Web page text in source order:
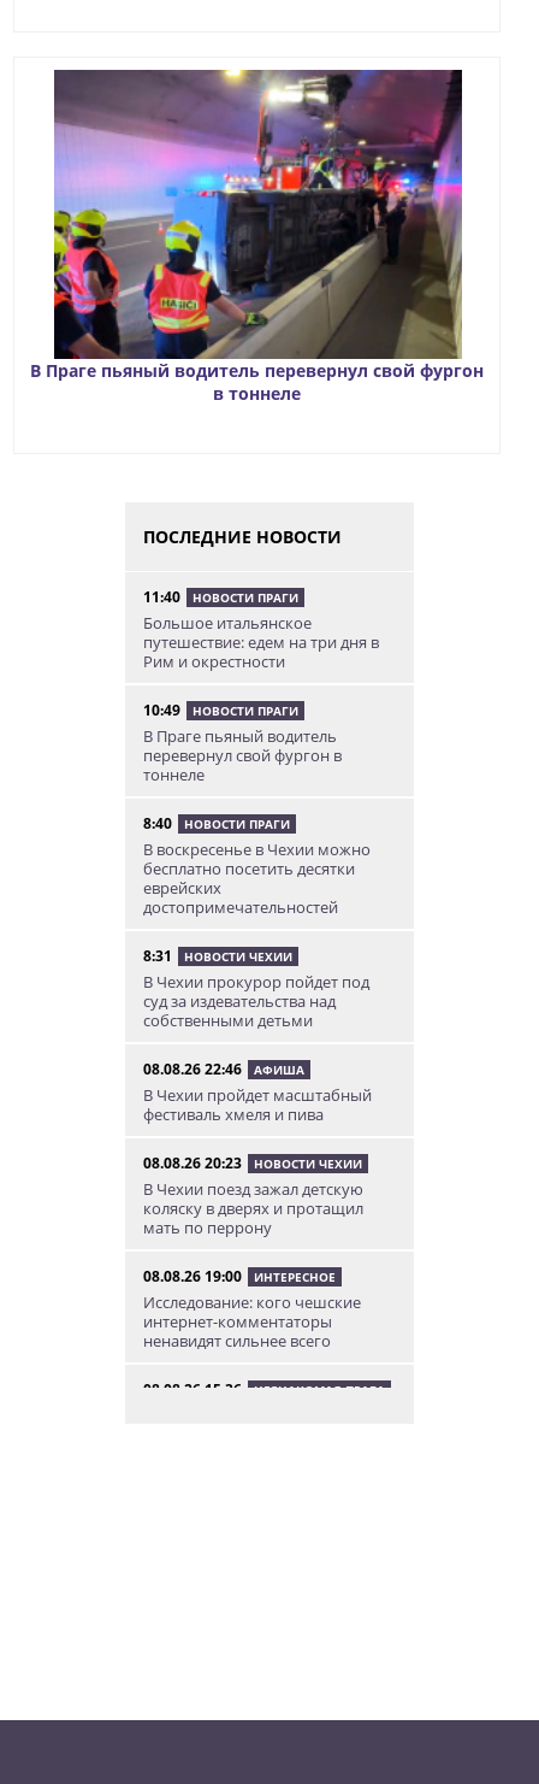
В Праге пьяный водитель перевернул свой фургон
в тоннеле
ПОСЛЕДНИЕ НОВОСТИ
11:40 НОВОСТИ ПРАГИ
Большое итальянское
путешествие: едем на три дня в
Рим и окрестности
10:49 НОВОСТИ ПРАГИ
В Праге пьяный водитель
перевернул свой фургон в
тоннеле
8:40 НОВОСТИ ПРАГИ
В воскресенье в Чехии можно
бесплатно посетить десятки
еврейских
достопримечательностей
8:31 НОВОСТИ ЧЕХИИ
В Чехии прокурор пойдет под
суд за издевательства над
собственными детьми
08.08.26 22:46 АФИША
В Чехии пройдет масштабный
фестиваль хмеля и пива
08.08.26 20:23 НОВОСТИ ЧЕХИИ
В Чехии поезд зажал детскую
коляску в дверях и протащил
мать по перрону
08.08.26 19:00 ИНТЕРЕСНОЕ
Исследование: кого чешские
интернет-комментаторы
ненавидят сильнее всего
08.08.26 15:36 НЕЗНАКОМАЯ ПРАГА